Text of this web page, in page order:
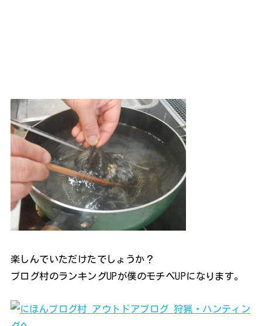
楽しんでいただけたでしょうか？
ブログ村のランキングUPが僕のモチベUPになります。